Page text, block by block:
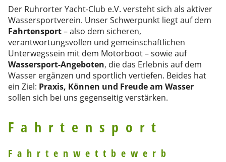
Der Ruhrorter Yacht-Club e.V. versteht sich als aktiver
Wassersportverein. Unser Schwerpunkt liegt auf dem
Fahrtensport– also dem sicheren,
verantwortungsvollen und gemeinschaftlichen
Unterwegssein mit dem Motorboot – sowie auf
Wassersport-Angeboten, die das Erlebnis auf dem
Wasser ergänzen und sportlich vertiefen. Beides hat
ein Ziel: Praxis, Können und Freude am Wasser
sollen sich bei uns gegenseitig verstärken.
Fahrtensport
Fahrtenwettbewerb